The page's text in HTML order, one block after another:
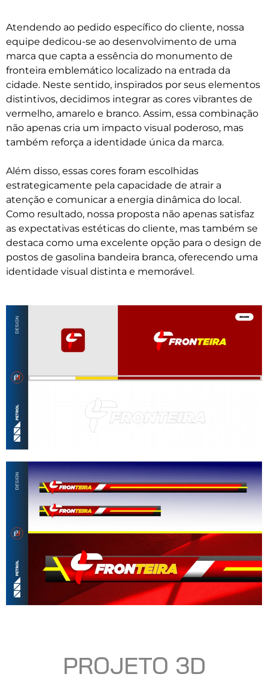
Atendendo ao pedido específico do cliente, nossa
equipe dedicou-se ao desenvolvimento de uma
marca que capta a essência do monumento de
fronteira emblemático localizado na entrada da
cidade. Neste sentido, inspirados por seus elementos
distintivos, decidimos integrar as cores vibrantes de
vermelho, amarelo e branco. Assim, essa combinação
não apenas cria um impacto visual poderoso, mas
também reforça a identidade única da marca.
Além disso, essas cores foram escolhidas
estrategicamente pela capacidade de atrair a
atenção e comunicar a energia dinâmica do local.
Como resultado, nossa proposta não apenas satisfaz
as expectativas estéticas do cliente, mas também se
destaca como uma excelente opção para o design de
postos de gasolina bandeira branca, oferecendo uma
identidade visual distinta e memorável.
PROJETO 3D